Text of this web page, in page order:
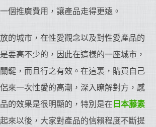
個推廣費用，讓產品走得更遠。
的城市，在性愛觀念以及對性愛產品的
要高不少的，因此在這樣的一座城市，
鍵，而且行之有效。在這裏，購買自己
來一次性愛的高潮，深入瞭解對方，感
的效果是很明顯的，特別是在 日本藤素
來以後，大家對產品的信賴程度不斷提